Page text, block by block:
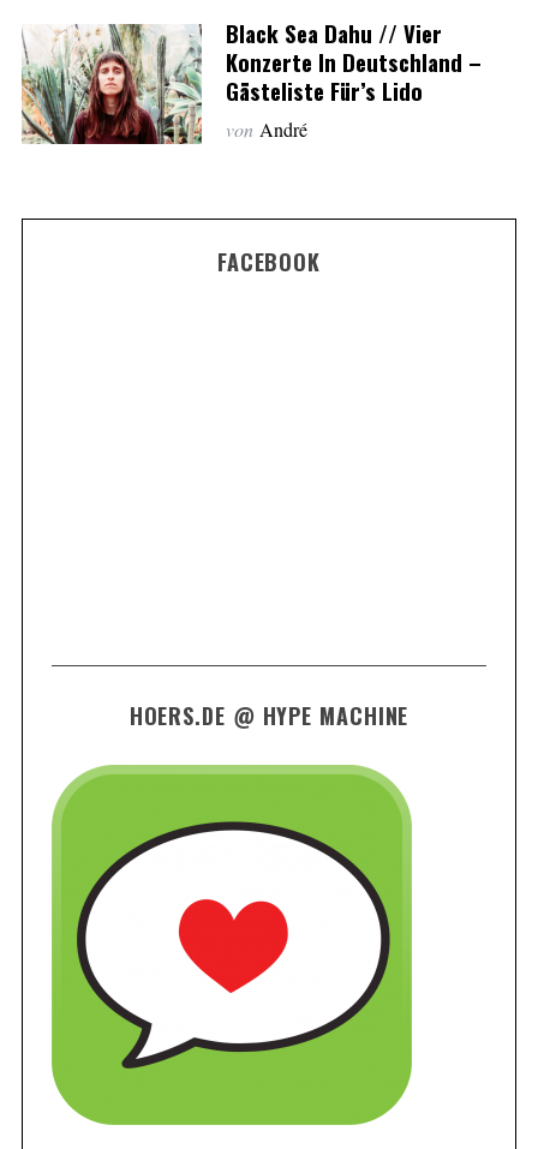
Black Sea Dahu // Vier
Konzerte In Deutschland –
Gästeliste Für’s Lido
von André
FACEBOOK
HOERS.DE @ HYPE MACHINE